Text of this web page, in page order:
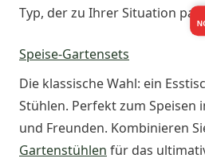
Typ, der zu Ihrer Situation
Speise-Gartensets
Die klassische Wahl: ein
Stühlen. Perfekt zum Speisen
und Freunden. Kombinieren
Gartenstühlen für das